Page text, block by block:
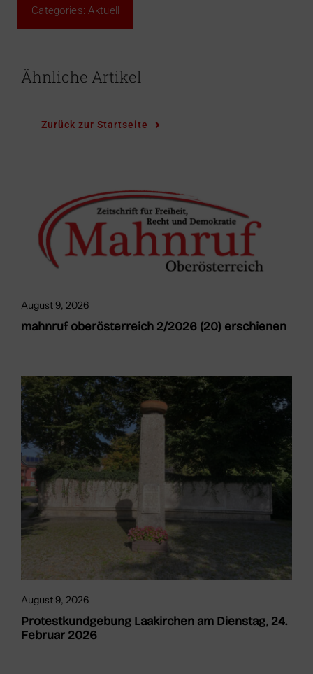
Categories:Aktuell
Ähnliche Artikel
Zurück zur Startseite
August 9, 2026
mahnruf oberösterreich 2/2026 (20) erschienen
August 9, 2026
Protestkundgebung Laakirchen am Dienstag, 24.
Februar 2026